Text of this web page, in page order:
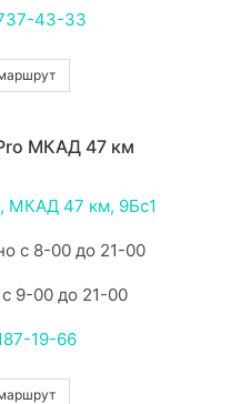
43-33
МКАД 47 км
МКАД 47 км, 9Бс1
с 8-00 до 21-00
9-00 до 21-00
19-66